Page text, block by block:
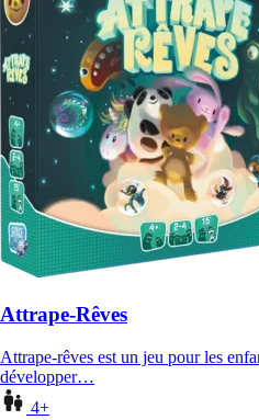
Attrape-Rêves
Attrape-rêves est un jeu pour les
développer…
4+